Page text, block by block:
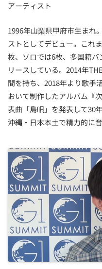
アーティスト
1996年山梨県甲府市生まれ
ストとしてデビュー。これ
枚、ソロでは6枚、多国籍バ
リースしている。2014年
間を持ち、2018年より歌手
おいて制作したアルバム『
表曲「島唄」を発表して30
沖縄・日本本土で精力的に